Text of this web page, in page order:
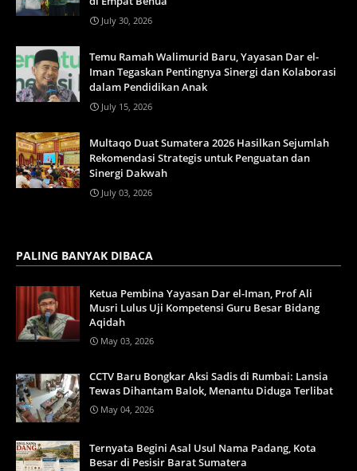
July 30, 2026
Temu Ramah Walimurid Baru, Yayasan Dar el-
Iman Tegaskan Pentingnya Sinergi dan Kolaborasi
dalam Pendidikan Anak
July 15, 2026
Multaqo Duat Sumatera 2026 Hasilkan Sejumlah
Rekomendasi Strategis untuk Penguatan dan
Sinergi Dakwah
July 03, 2026
PALING BANYAK DIBACA
Ketua Pembina Yayasan Dar el-Iman, Prof Ali
Musri Lulus Uji Kompetensi Guru Besar Bidang
Aqidah
May 03, 2026
CCTV Baru Bongkar Aksi Sadis di Rumbai: Lansia
Tewas Dihantam Balok, Menantu Diduga Terlibat
May 04, 2026
Ternyata Begini Asal Usul Nama Padang, Kota
Besar di Pesisir Barat Sumatera